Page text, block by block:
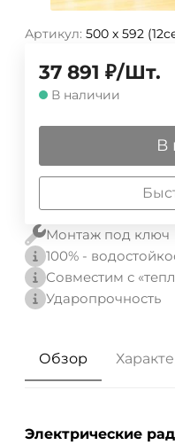
Артикул: 500 х 592
37 891 ₽/Шт.
В наличии
В
Монтаж под ключ
100% -
Совместим с
Ударопрочность
Обзор
Электрические